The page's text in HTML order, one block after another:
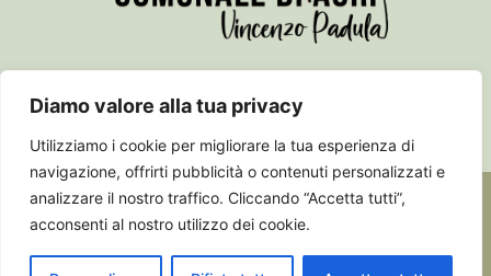
Diamo valore alla tua privacy
Utilizziamo i cookie per migliorare la tua esperienza di
navigazione, offrirti pubblicità o contenuti personalizzati e
analizzare il nostro traffico. Cliccando “Accetta tutti”,
acconsenti al nostro utilizzo dei cookie.
2024 –Studio Marchianò – Editoria e comunicazione